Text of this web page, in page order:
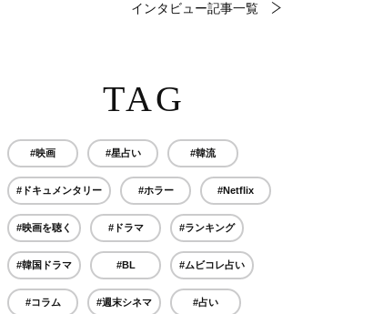
インタビュー記事一覧
TAG
#映画 #星占い #韓流
#ドキュメンタリー #ホラー #Netflix
#映画を聴く #ドラマ #ランキング
#韓国ドラマ #BL #ムビコレ占い
#コラム #週末シネマ #占い